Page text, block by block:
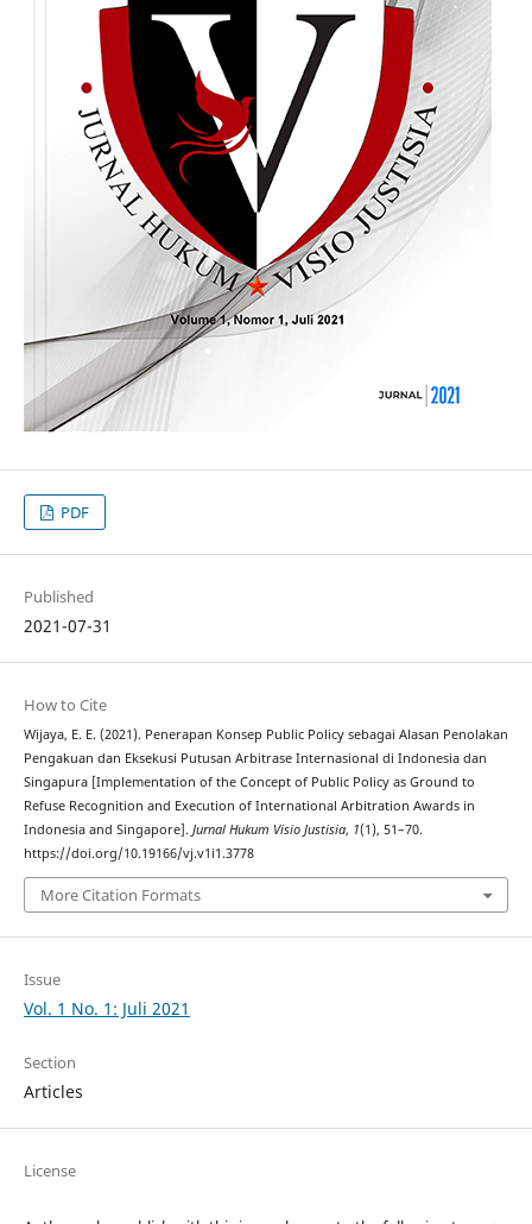
PDF
Published
2021-07-31
How to Cite
Wijaya, E. E. (2021). Penerapan Konsep Public Policy sebagai Alasan Penolakan
Pengakuan dan Eksekusi Putusan Arbitrase Internasional di Indonesia dan
Singapura [Implementation of the Concept of Public Policy as Ground to
Refuse Recognition and Execution of International Arbitration Awards in
Indonesia and Singapore]. Jurnal Hukum Visio Justisia, 1(1), 51–70.
https://doi.org/10.19166/vj.v1i1.3778
More Citation Formats
Issue
Vol. 1 No. 1: Juli 2021
Section
Articles
License